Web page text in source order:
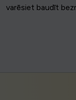
varēsiet baudīt